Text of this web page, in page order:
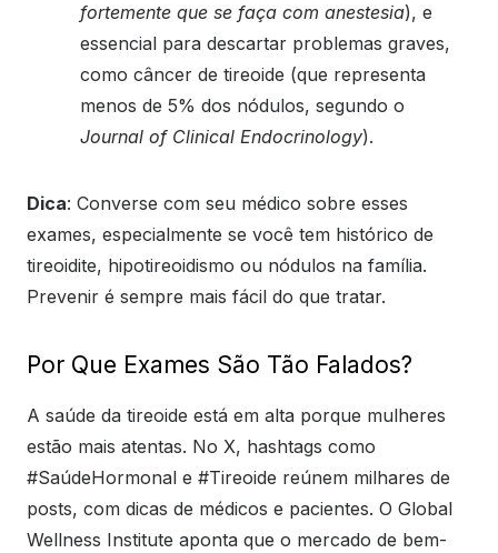
fortemente que se faça com anestesia), e
essencial para descartar problemas graves,
como câncer de tireoide (que representa
menos de 5% dos nódulos, segundo o
Journal of Clinical Endocrinology).
Dica: Converse com seu médico sobre esses
exames, especialmente se você tem histórico de
tireoidite, hipotireoidismo ou nódulos na família.
Prevenir é sempre mais fácil do que tratar.
Por Que Exames São Tão Falados?
A saúde da tireoide está em alta porque mulheres
estão mais atentas. No X, hashtags como
#SaúdeHormonal e #Tireoide reúnem milhares de
posts, com dicas de médicos e pacientes. O Global
Wellness Institute aponta que o mercado de bem-